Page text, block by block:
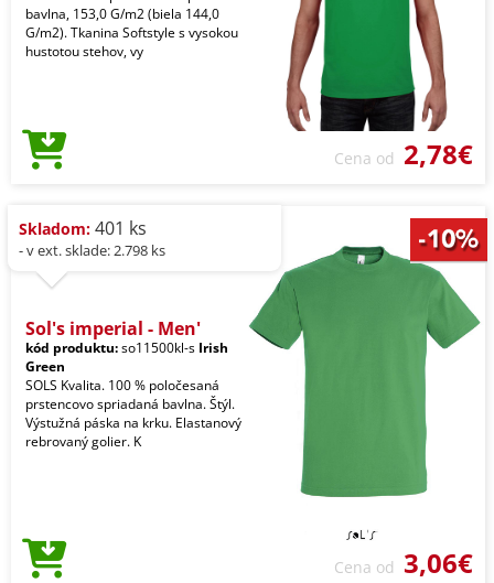
bavlna, 153,0 G/m2 (biela 144,0
G/m2). Tkanina Softstyle s vysokou
hustotou stehov, vy
Cena od 2,78€
Skladom: 401 ks
- v ext. sklade: 2.798 ks
Sol's imperial - Men'
kód produktu:so11500kl-s Irish
Green
SOLS Kvalita. 100 % poločesaná
prstencovo spriadaná bavlna. Štýl.
Výstužná páska na krku. Elastanový
rebrovaný golier. K
Cena od 3,06€